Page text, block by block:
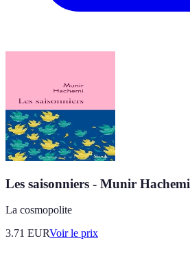
Les saisonniers - Munir Hachemi
La cosmopolite
3.71 EURVoir le prix